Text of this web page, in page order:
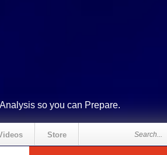
so you can Prepare.
Store